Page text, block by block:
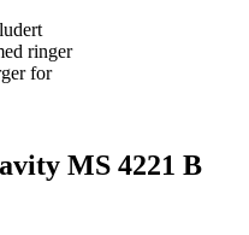
ringer
for
MS 4221 B